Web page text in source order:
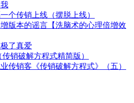
个传销上线（摆脱上线）
版本的谣言【洗脑术的心理倍增效
了真爱
销破解方程式精简版）
传销客《传销破解方程式》（五）